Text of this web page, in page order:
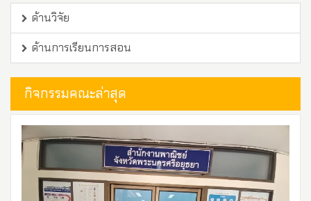
ด้านวิจัย
ด้านการเรียนการสอน
กิจกรรมคณะล่าสุด